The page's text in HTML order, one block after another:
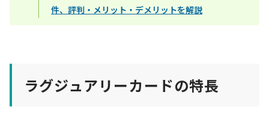
件、評判・メリット・デメリットを解説
ラグジュアリーカードの特長